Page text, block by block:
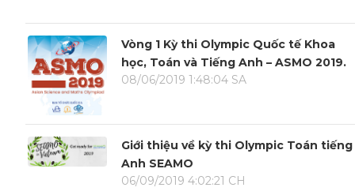
Vòng 1 Kỳ thi Olympic Quốc tế Khoa
học, Toán và Tiếng Anh – ASMO 2019.
08/06/2019 1:48:04 SA
Giới thiệu về kỳ thi Olympic Toán tiếng
Anh SEAMO
06/09/2019 4:02:21 CH